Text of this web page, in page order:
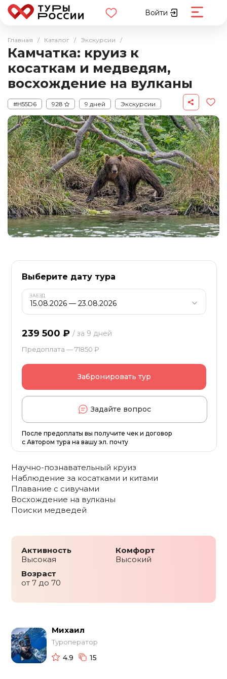
Войти
Главная / Каталог / Экскурсии /
Камчатка: круиз к
косаткам и медведям,
восхождение на вулканы
#H55D6 928 9 дней
Экскурсии
Авторские
Камчатка Авиабилеты
Научно-познавательный круиз
Наблюдение за косатками и китами
Плавание c сивучами
Восхождение на вулканы
Поиски медведей
Активность
Высокая
Комфорт
Высокий
Возраст
от 7 до 70
Михаил
Туроператор
4.9 15
Выберите дату тура
ЗАЕЗД
239 500 ₽/ за 9 дней
Предоплата — 71850 ₽
Забронировать тур
Задайте вопрос
После предоплаты вы получите чек и договор
с Автором тура на вашу эл. почту